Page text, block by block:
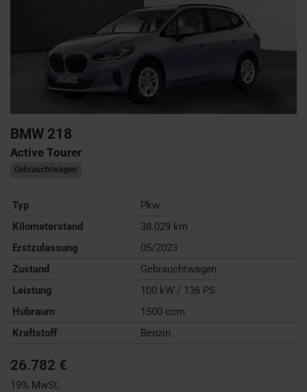
BMW 218
Active Tourer
Gebrauchtwagen
Typ
Pkw
Kilometerstand
38.029 km
Erstzulassung
05/2023
Zustand
Gebrauchtwagen
Leistung
100 kW / 136 PS
Hubraum
1500 ccm
Kraftstoff
Benzin
26.782 €
19% MwSt.